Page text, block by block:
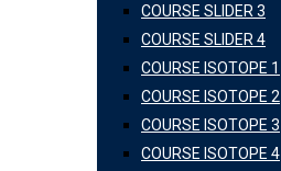
COURSE SLIDER 3
COURSE SLIDER 4
COURSE ISOTOPE 1
COURSE ISOTOPE 2
COURSE ISOTOPE 3
COURSE ISOTOPE 4